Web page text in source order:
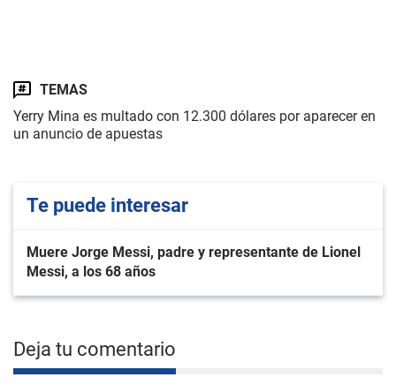
TEMAS
Yerry Mina es multado con 12.300 dólares por aparecer en
un anuncio de apuestas
Te puede interesar
Muere Jorge Messi, padre y representante de Lionel
Messi, a los 68 años
Deja tu comentario